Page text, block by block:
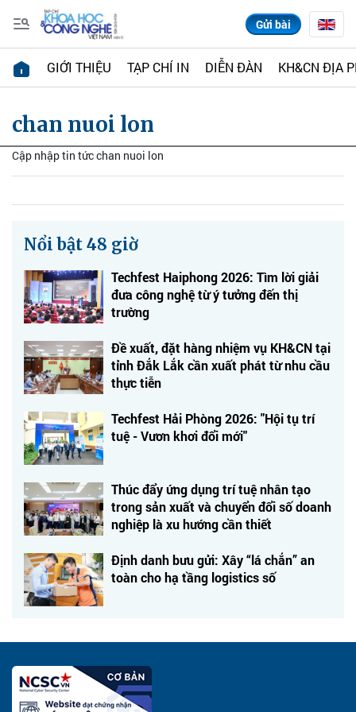
Gửi bài
GIỚI THIỆU TẠP CHÍ IN DIỄN ĐÀN KH&CN ĐỊA
chan nuoi lon
Cập nhập tin tức chan nuoi lon
Nổi bật 48 giờ
Techfest Haiphong 2026: Tìm lời giải
đưa công nghệ từ ý tưởng đến thị
trường
Đề xuất, đặt hàng nhiệm vụ KH&CN tại
tỉnh Đắk Lắk cần xuất phát từ nhu cầu
thực tiễn
Techfest Hải Phòng 2026: "Hội tụ trí
tuệ - Vươn khơi đổi mới"
Thúc đẩy ứng dụng trí tuệ nhân tạo
trong sản xuất và chuyển đổi số doanh
nghiệp là xu hướng cần thiết
Định danh bưu gửi: Xây “lá chắn” an
toàn cho hạ tầng logistics số